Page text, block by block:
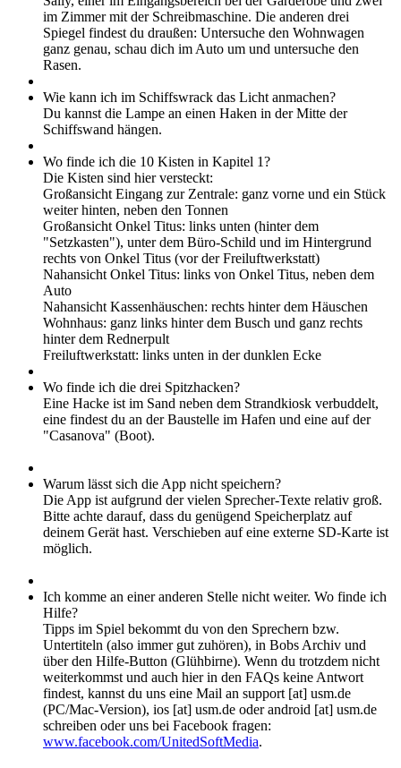
im Zimmer mit der Schreibmaschine. Die anderen drei
Spiegel findest du draußen: Untersuche den Wohnwagen
ganz genau, schau dich im Auto um und untersuche den
Rasen.
Wie kann ich im Schiffswrack das Licht anmachen?
Du kannst die Lampe an einen Haken in der Mitte der
Schiffswand hängen.
Wo finde ich die 10 Kisten in Kapitel 1?
Die Kisten sind hier versteckt:
Großansicht Eingang zur Zentrale: ganz vorne und ein Stück
weiter hinten, neben den Tonnen
Großansicht Onkel Titus: links unten (hinter dem
"Setzkasten"), unter dem Büro-Schild und im Hintergrund
rechts von Onkel Titus (vor der Freiluftwerkstatt)
Nahansicht Onkel Titus: links von Onkel Titus, neben dem
Auto
Nahansicht Kassenhäuschen: rechts hinter dem Häuschen
Wohnhaus: ganz links hinter dem Busch und ganz rechts
hinter dem Rednerpult
Freiluftwerkstatt: links unten in der dunklen Ecke
Wo finde ich die drei Spitzhacken?
Eine Hacke ist im Sand neben dem Strandkiosk verbuddelt,
eine findest du an der Baustelle im Hafen und eine auf der
"Casanova" (Boot).
Warum lässt sich die App nicht speichern?
Die App ist aufgrund der vielen Sprecher-Texte relativ groß.
Bitte achte darauf, dass du genügend Speicherplatz auf
deinem Gerät hast. Verschieben auf eine externe SD-Karte ist
möglich.
Ich komme an einer anderen Stelle nicht weiter. Wo finde ich
Hilfe?
Tipps im Spiel bekommt du von den Sprechern bzw.
Untertiteln (also immer gut zuhören), in Bobs Archiv und
über den Hilfe-Button (Glühbirne). Wenn du trotzdem nicht
weiterkommst und auch hier in den FAQs keine Antwort
findest, kannst du uns eine Mail an support [at] usm.de
(PC/Mac-Version), ios [at] usm.de oder android [at] usm.de
schreiben oder uns bei Facebook fragen:
www.facebook.com/UnitedSoftMedia.